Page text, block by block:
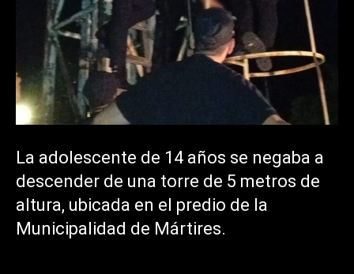
La adolescente de 14 años se negaba a
descender de una torre de 5 metros de
altura, ubicada en el predio de la
Municipalidad de Mártires.